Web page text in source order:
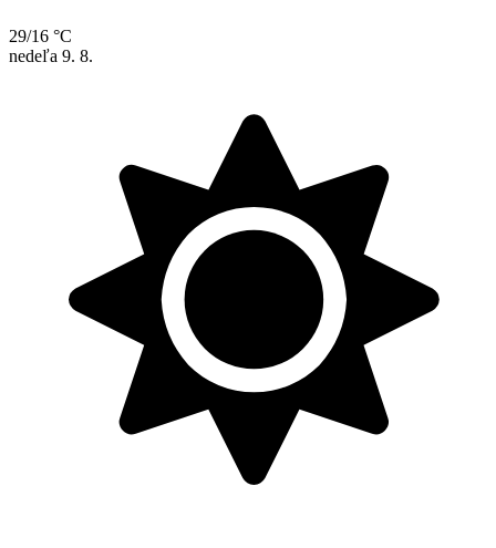
29/16 °C
nedeľa 9. 8.